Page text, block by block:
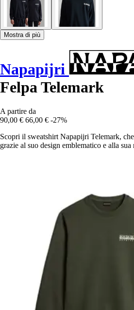
Mostra di più
Napapijri
Felpa Telemark
A partire da
90,00 € 66,00 € -27%
Scopri il sweatshirt Napapijri Telemark,
grazie al suo design emblematico e alla